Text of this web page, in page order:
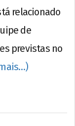
relacionado
de
previstas no